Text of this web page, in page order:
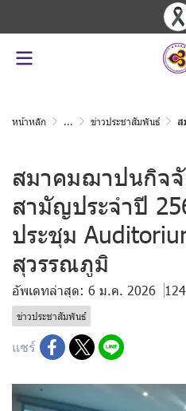
หน้าหลัก ... ข่าวประชาสัมพันธ์ สมา
สมาคมฌาปนกิจ
สามัญประจำปี
ประชุม
สุวรรณภูมิ
อัพเดทล่าสุด: 6 ม.ค. 2026
ข่าวประชาสัมพันธ์
แชร์